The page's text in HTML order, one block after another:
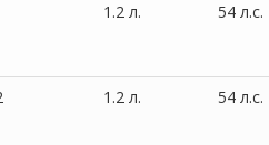
1.2 л. 54 л.с.
1.2 л. 54 л.с.